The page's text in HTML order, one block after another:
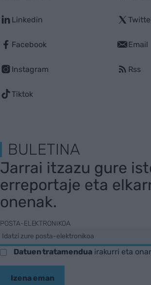
Linkedin
Facebook
Instagram
Tiktok
Email
Rss
BULETINA
Jarrai itzazu gure
erreportaje eta
onenak.
POSTA-ELEKTRONIKOA
Datuen tratamenduairakurri eta
Izena eman